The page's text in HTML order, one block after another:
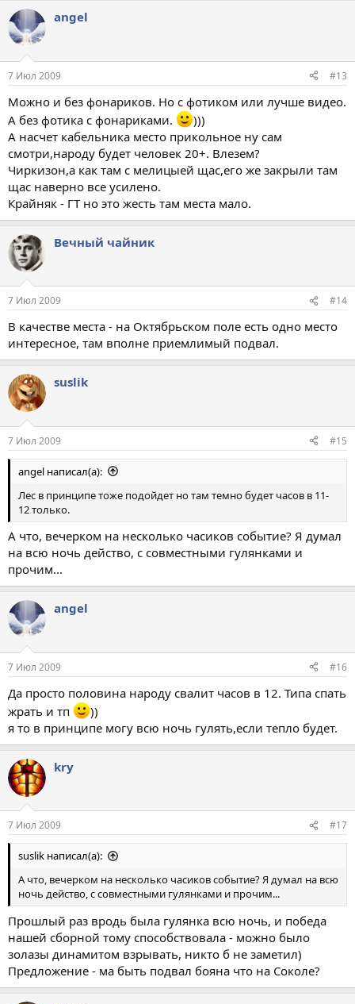
angel
7 Июл 2009 #13
Можно и без фонариков. Но с фотиком или лучше видео.
А без фотика с фонариками.
)))
А насчет кабельника место прикольное ну сам
смотри,народу будет человек 20+. Влезем?
Чиркизон,а как там с мелицыей щас,его же закрыли там
щас наверно все усилено.
Крайняк - ГТ но это жесть там места мало.
Вечный чайник
7 Июл 2009 #14
В качестве места - на Октябрьском поле есть одно место
интересное, там вполне приемлимый подвал.
suslik
7 Июл 2009 #15
angel написал(а):
Лес в принципе тоже подойдет но там темно будет часов в 11-
12 только.
А что, вечерком на несколько часиков событие? Я думал
на всю ночь действо, с совместными гулянками и
прочим...
angel
7 Июл 2009 #16
Да просто половина народу свалит часов в 12. Типа спать
жрать и тп
))
я то в принципе могу всю ночь гулять,если тепло будет.
kry
7 Июл 2009 #17
suslik написал(а):
А что, вечерком на несколько часиков событие? Я думал на всю
ночь действо, с совместными гулянками и прочим...
Прошлый раз вродь была гулянка всю ночь, и победа
нашей сборной тому способствовала - можно было
золазы динамитом взрывать, никто б не заметил)
Предложение - ма быть подвал бояна что на Соколе?